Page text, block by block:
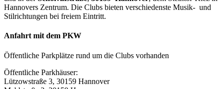
Hannovers Zentrum. Die Clubs bieten verschiedenste Musik- und
Stilrichtungen bei freiem Eintritt.
Anfahrt mit dem PKW
Öffentliche Parkplätze rund um die Clubs vorhanden
Öffentliche Parkhäuser:
Lützowstraße 3, 30159 Hannover